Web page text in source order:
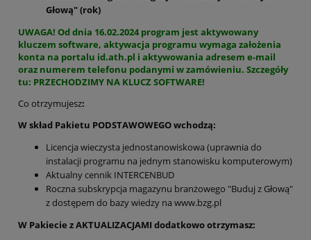
Głową" (rok)
UWAGA! Od dnia 16.02.2024 program jest aktywowany
kluczem software, aktywacja programu wymaga założenia
konta na portalu id.ath.pl i aktywowania adresem e-mail
oraz numerem telefonu podanymi w zamówieniu. Szczegóły
tu: PRZECHODZIMY NA KLUCZ SOFTWARE!
Co otrzymujesz:
W skład Pakietu PODSTAWOWEGO wchodzą:
Licencja wieczysta jednostanowiskowa (uprawnia do
instalacji programu na jednym stanowisku komputerowym)
Aktualny cennik INTERCENBUD
Roczna subskrypcja magazynu branżowego "Buduj z Głową"
z dostępem do bazy wiedzy na www.bzg.pl
W Pakiecie z AKTUALIZACJAMI dodatkowo otrzymasz: